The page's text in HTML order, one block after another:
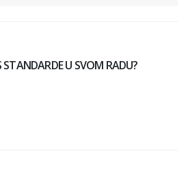
U SVOM RADU?